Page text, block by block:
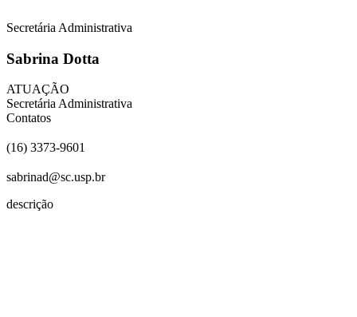
Secretária Administrativa
Sabrina Dotta
ATUAÇÃO
Secretária Administrativa
Contatos
(16) 3373-9601
sabrinad@sc.usp.br
descrição